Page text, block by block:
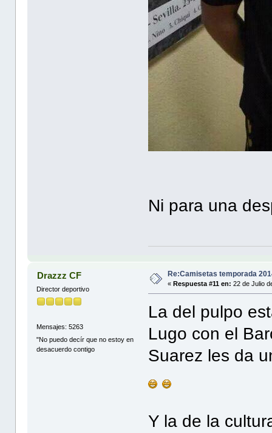
Ni para una
Drazzz CF
Director deportivo
Mensajes: 5263
"No puedo decír que no estoy en
desacuerdo contigo
Re:Camisetas temporada
«Respuesta #11 en: 22 de Julio
La del pulpo
Lugo con el
Suarez les da
Y la de la